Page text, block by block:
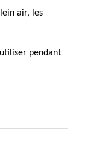
air, les
pendant